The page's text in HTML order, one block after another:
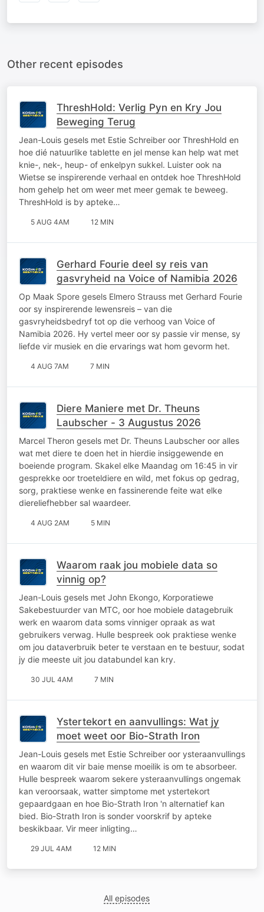
Other recent episodes
ThreshHold: Verlig Pyn en Kry Jou
Beweging Terug
Jean-Louis gesels met Estie Schreiber oor ThreshHold en
hoe dié natuurlike tablette en jel mense kan help wat met
knie-, nek-, heup- of enkelpyn sukkel. Luister ook na
Wietse se inspirerende verhaal en ontdek hoe ThreshHold
hom gehelp het om weer met meer gemak te beweeg.
ThreshHold is by apteke…
5 AUG 4AM 12 MIN
Gerhard Fourie deel sy reis van
gasvryheid na Voice of Namibia 2026
Op Maak Spore gesels Elmero Strauss met Gerhard Fourie
oor sy inspirerende lewensreis – van die
gasvryheidsbedryf tot op die verhoog van Voice of
Namibia 2026. Hy vertel meer oor sy passie vir mense, sy
liefde vir musiek en die ervarings wat hom gevorm het.
4 AUG 7AM 7 MIN
Diere Maniere met Dr. Theuns
Laubscher - 3 Augustus 2026
Marcel Theron gesels met Dr. Theuns Laubscher oor alles
wat met diere te doen het in hierdie insiggewende en
boeiende program. Skakel elke Maandag om 16:45 in vir
gesprekke oor troeteldiere en wild, met fokus op gedrag,
sorg, praktiese wenke en fassinerende feite wat elke
diereliefhebber sal waardeer.
4 AUG 2AM 5 MIN
Waarom raak jou mobiele data so
vinnig op?
Jean-Louis gesels met John Ekongo, Korporatiewe
Sakebestuurder van MTC, oor hoe mobiele datagebruik
werk en waarom data soms vinniger opraak as wat
gebruikers verwag. Hulle bespreek ook praktiese wenke
om jou dataverbruik beter te verstaan en te bestuur, sodat
jy die meeste uit jou databundel kan kry.
30 JUL 4AM 7 MIN
Ystertekort en aanvullings: Wat jy
moet weet oor Bio-Strath Iron
Jean-Louis gesels met Estie Schreiber oor ysteraanvullings
en waarom dit vir baie mense moeilik is om te absorbeer.
Hulle bespreek waarom sekere ysteraanvullings ongemak
kan veroorsaak, watter simptome met ystertekort
gepaardgaan en hoe Bio-Strath Iron 'n alternatief kan
bied. Bio-Strath Iron is sonder voorskrif by apteke
beskikbaar. Vir meer inligting…
29 JUL 4AM 12 MIN
All episodes